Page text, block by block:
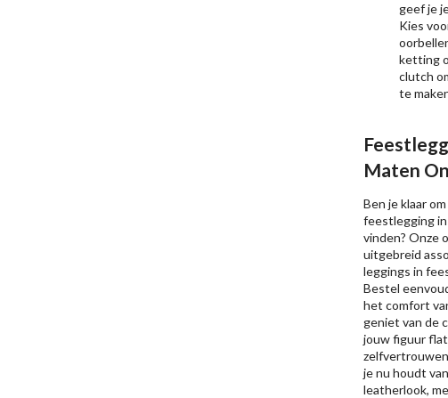
geef je
Kies
ketting
clutch
te
Maten
Ben je klaar
feestlegging
vinden? Onze
uitgebreid
leggings in
Bestel
het comfort
geniet van de
jouw figuur
je nu houdt
leatherlook,